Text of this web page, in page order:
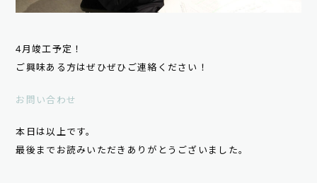
4月竣工予定！
ご興味ある方はぜひぜひご連絡ください！
お問い合わせ
本日は以上です。
最後までお読みいただきありがとうございました。